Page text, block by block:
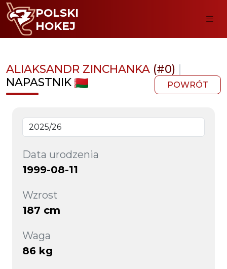
POLSKI
HOKEJ
ALIAKSANDR ZINCHANKA (#0) |
NAPASTNIK
POWRÓT
Data urodzenia
1999-08-11
Wzrost
187 cm
Waga
86 kg